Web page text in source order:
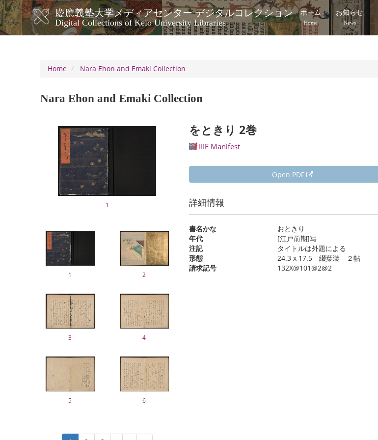
Skip
to
main
content
慶應義塾大学メディアセンター デジタルコレクション
Digital Collections of Keio University Libraries
メ
イ
ビ
シ
ホーム
Home
お知らせ
News
Home
Nara Ehon and Emaki Collection
Nara Ehon and Emaki Collection
1
1 2
3 4
5 6
をときり 2巻
IIIF Manifest
Open PDF
詳細情報
書名かな
おときり
年代
[江戸前期]写
注記
タイトルは外題による
形態
24.3 x 17.5 綴葉装 ２帖
請求記号
132X@101@2@2